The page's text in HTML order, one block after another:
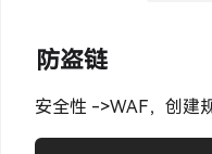
防盗链
安全性 ->WAF，创建